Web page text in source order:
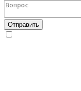
Отправить